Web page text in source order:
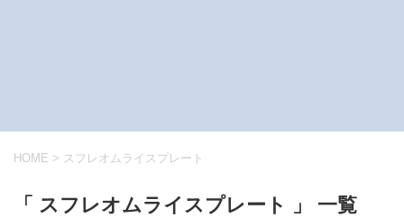
HOME > スフレオムライスプレート
「 スフレオムライスプレート 」 一覧